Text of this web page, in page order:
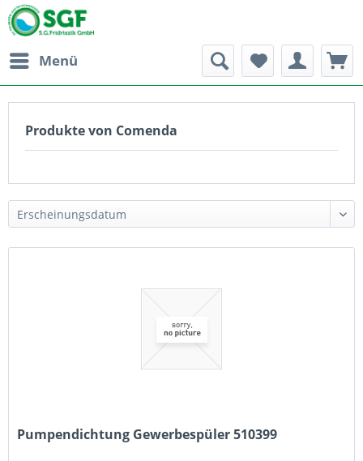
Menü
Produkte von Comenda
Pumpendichtung Gewerbespüler 510399